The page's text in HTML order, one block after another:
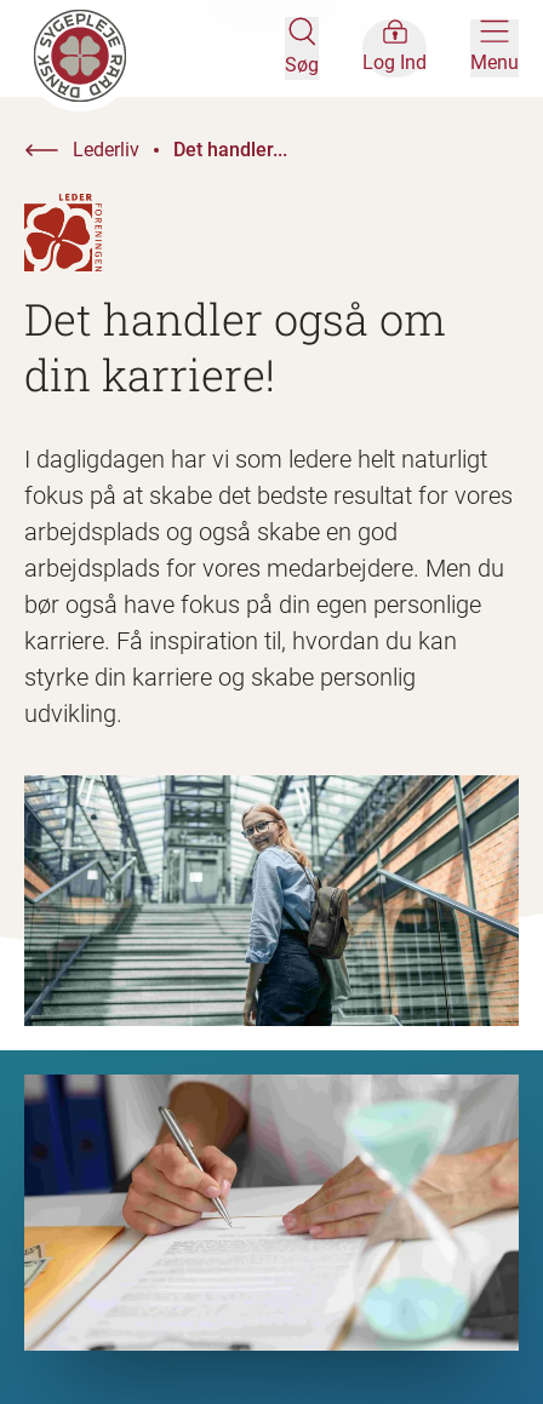
Søg Log Ind Menu
Lederliv Det handler...
Det handler også om
din karriere!
I dagligdagen har vi som ledere helt naturligt
fokus på at skabe det bedste resultat for vores
arbejdsplads og også skabe en god
arbejdsplads for vores medarbejdere. Men du
bør også have fokus på din egen personlige
karriere. Få inspiration til, hvordan du kan
styrke din karriere og skabe personlig
udvikling.